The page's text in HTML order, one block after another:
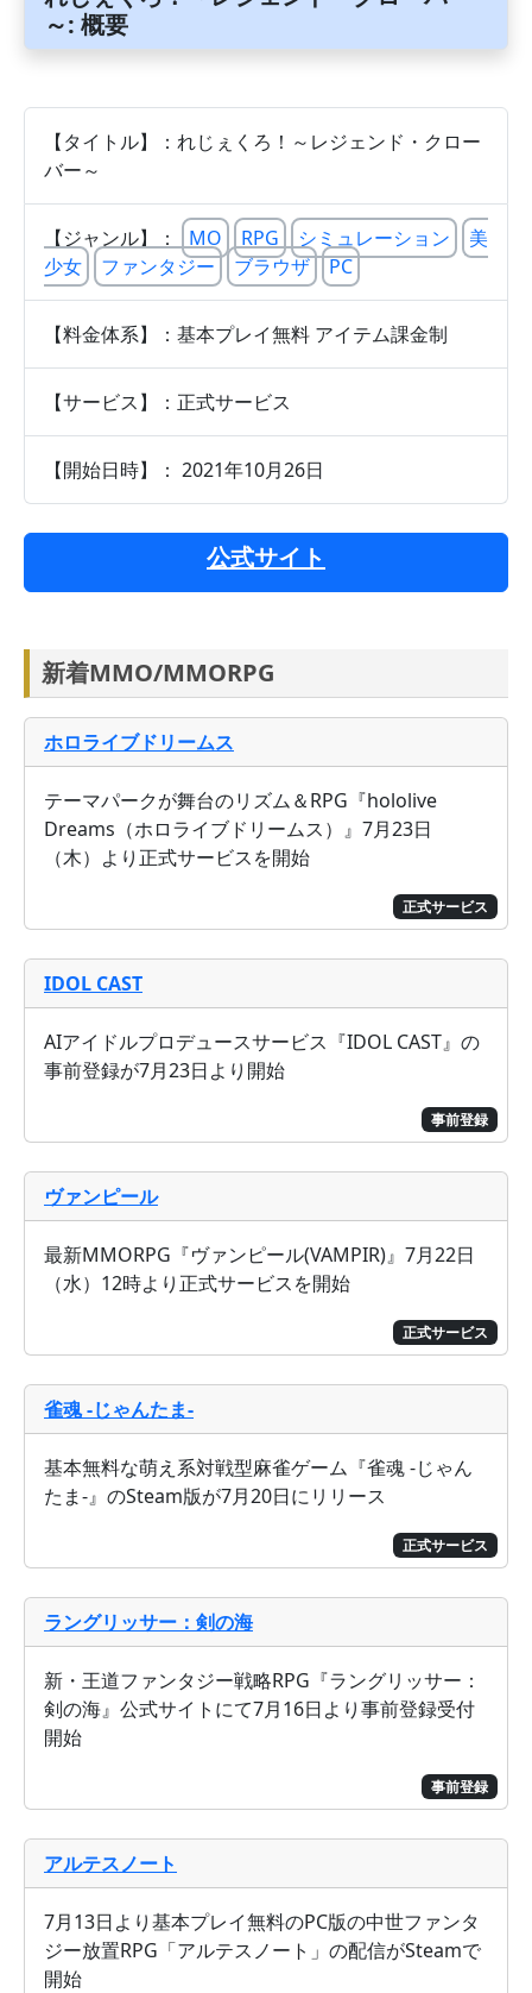
～: 概要
【タイトル】：れじぇくろ！～レジェンド・クロー
バー～
【ジャンル】： MO RPG シミュレーション
美
少女
ファンタジー ブラウザ PC
【料金体系】：基本プレイ無料 アイテム課金制
【サービス】：正式サービス
【開始日時】： 2021年10月26日
公式サイト
新着MMO/MMORPG
ホロライブドリームス
正式サービス
テーマパークが舞台のリズム＆RPG『hololive
Dreams（ホロライブドリームス）』7月23日
（木）より正式サービスを開始
IDOL CAST
事前登録
AIアイドルプロデュースサービス『IDOL CAST』の
事前登録が7月23日より開始
ヴァンピール
正式サービス
最新MMORPG『ヴァンピール(VAMPIR)』7月22日
（水）12時より正式サービスを開始
雀魂 -じゃんたま-
正式サービス
基本無料な萌え系対戦型麻雀ゲーム『雀魂 -じゃん
たま-』のSteam版が7月20日にリリース
ラングリッサー：剣の海
事前登録
新・王道ファンタジー戦略RPG『ラングリッサー：
剣の海』公式サイトにて7月16日より事前登録受付
開始
アルテスノート
7月13日より基本プレイ無料のPC版の中世ファンタ
ジー放置RPG「アルテスノート」の配信がSteamで
開始